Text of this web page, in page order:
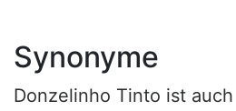
Synonyme
Donzelinho Tinto ist